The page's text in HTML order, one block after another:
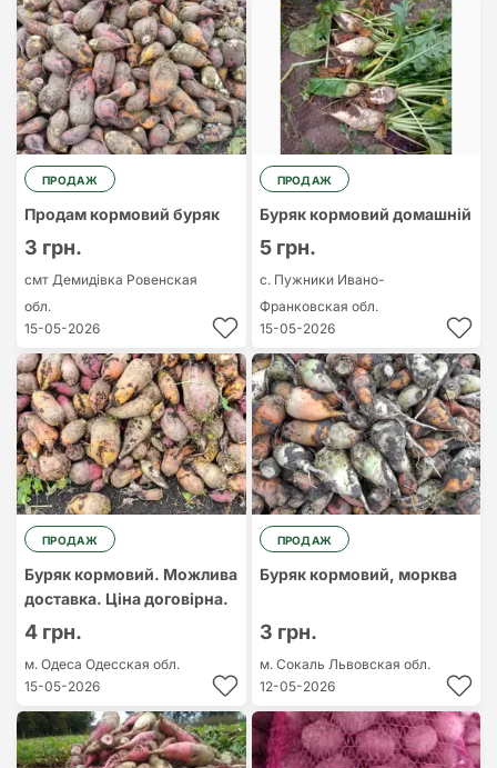
ПРОДАЖ
Продам кормовий буряк
3 грн.
смт Демидівка Ровенская
обл.
15-05-2026
ПРОДАЖ
Буряк кормовий домашній
5 грн.
с. Пужники Ивано-
Франковская обл.
15-05-2026
ПРОДАЖ
Буряк кормовий. Можлива
доставка. Ціна договірна.
4 грн.
м. Одеса Одесская обл.
15-05-2026
ПРОДАЖ
Буряк кормовий, морква
3 грн.
м. Сокаль Львовская обл.
12-05-2026